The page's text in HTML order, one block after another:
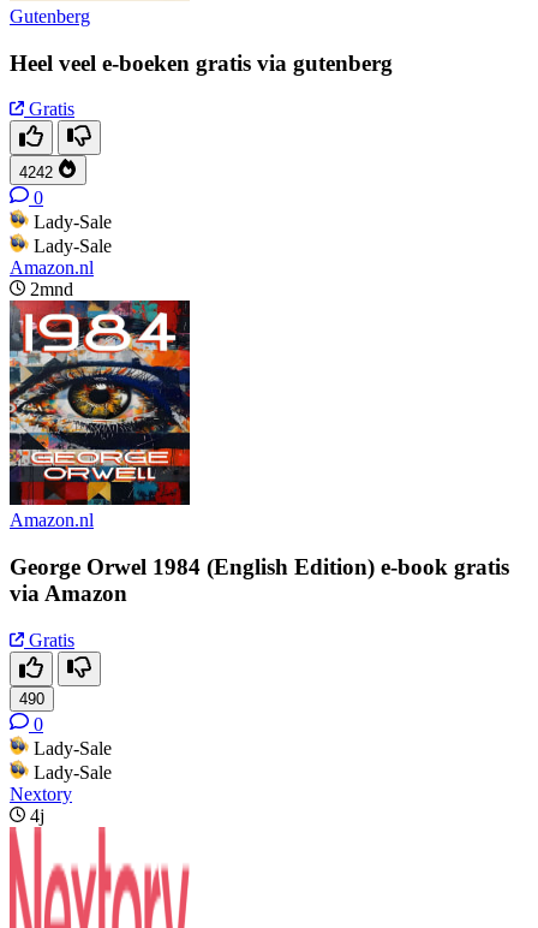
Gutenberg
Heel veel e-boeken gratis via gutenberg
Gratis
4242
0
Lady-Sale
Lady-Sale
Amazon.nl
2mnd
Amazon.nl
George Orwel 1984 (English Edition) e-book gratis
via Amazon
Gratis
490
0
Lady-Sale
Lady-Sale
Nextory
4j